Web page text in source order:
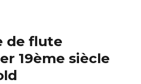
de flute
19ème siècle